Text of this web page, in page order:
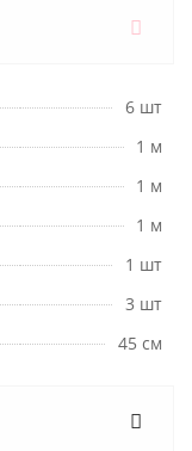
6 шт
1 м
1 м
1 м
1 шт
3 шт
45 см